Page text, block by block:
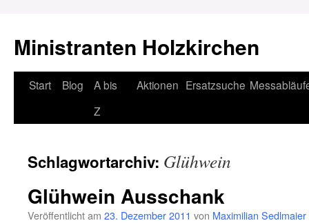
Ministranten Holzkirchen
Zum
Start Blog
A bis
Z
Aktionen Ersatzsuche
Schlagwortarchiv: Glühwein
Glühwein Ausschank
Veröffentlicht am 23. Dezember 2011 von Maximilian Sedlmaier